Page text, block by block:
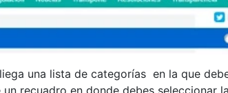
una lista de categorías en la que